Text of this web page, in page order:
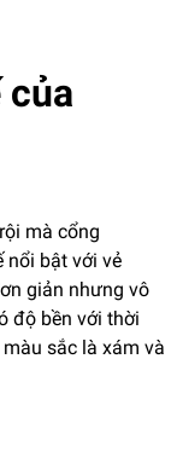
mà cổng
nổi bật với vẻ
giản nhưng vô
độ bền với thời
sắc là xám và